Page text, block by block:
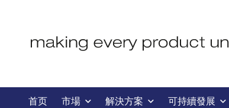
首页 市場 解決方案 可持續發展